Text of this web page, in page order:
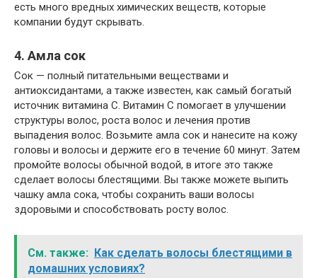
есть много вредных химических веществ, которые
компании будут скрывать.
4. Амла сок
Сок — полный питательными веществами и
антиоксидантами, а также известен, как самый богатый
источник витамина С. Витамин С помогает в улучшении
структуры волос, роста волос и лечения против
выпадения волос. Возьмите амла сок и нанесите на кожу
головы и волосы и держите его в течение 60 минут. Затем
промойте волосы обычной водой, в итоге это также
сделает волосы блестящими. Вы также можете выпить
чашку амла сока, чтобы сохранить ваши волосы
здоровыми и способствовать росту волос.
См. также: Как сделать волосы блестящими в
домашних условиях?